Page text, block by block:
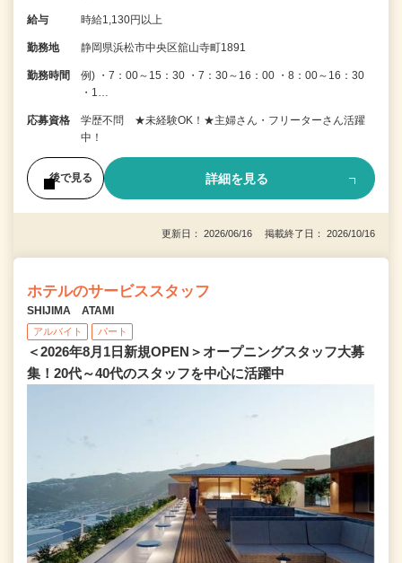
給与 時給1,130円以上
勤務地 静岡県浜松市中央区舘山寺町1891
勤務時間
例) ・7：00～15：30 ・7：30～16：00 ・8：00～16：30
・1…
応募資格
学歴不問 ★未経験OK！★主婦さん・フリーターさん活躍
中！
後で見る 詳細を見る
更新日： 2026/06/16 掲載終了日： 2026/10/16
ホテルのサービススタッフ
SHIJIMA ATAMI
アルバイト パート
＜2026年8月1日新規OPEN＞オープニングスタッフ大募
集！20代～40代のスタッフを中心に活躍中